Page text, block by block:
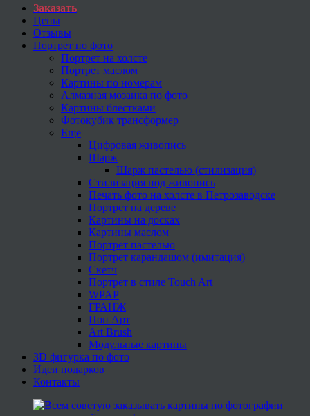
Заказать
Цены
Отзывы
Портрет по фото
Портрет на холсте
Портрет маслом
Картины по номерам
Алмазная мозаика по фото
Картины блестками
Фотокубик трансформер
Еще
Цифровая живопись
Шарж
Шарж пастелью (стилизация)
Стилизация под живопись
Печать фото на холсте в Петрозаводске
Портрет на дереве
Картины на досках
Картины маслом
Портрет пастелью
Портрет карандашом (имитация)
Скетч
Портрет в стиле Touch Art
WPAP
ГРАНЖ
Поп Арт
Art Brush
Модульные картины
3D фигурка по фото
Идеи подарков
Контакты